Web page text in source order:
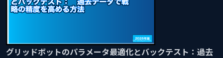
グリッドボットのパラメータ最適化とバックテスト：過去